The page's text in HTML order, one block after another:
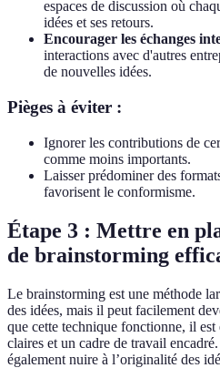
espaces de discussion où
idées et ses retours.
Encourager les échanges
interactions avec d'autres
de nouvelles idées.
Pièges à éviter :
Ignorer les contributions de
comme moins importants.
Laisser prédominer des
favorisent le conformisme.
Étape 3 : Mettre en
de brainstorming
Le brainstorming est une méthode
des idées, mais il peut facilement
que cette technique fonctionne, il
claires et un cadre de travail
également nuire à l’originalité des